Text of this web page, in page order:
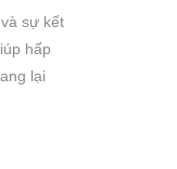
sự kết
hấp
lại